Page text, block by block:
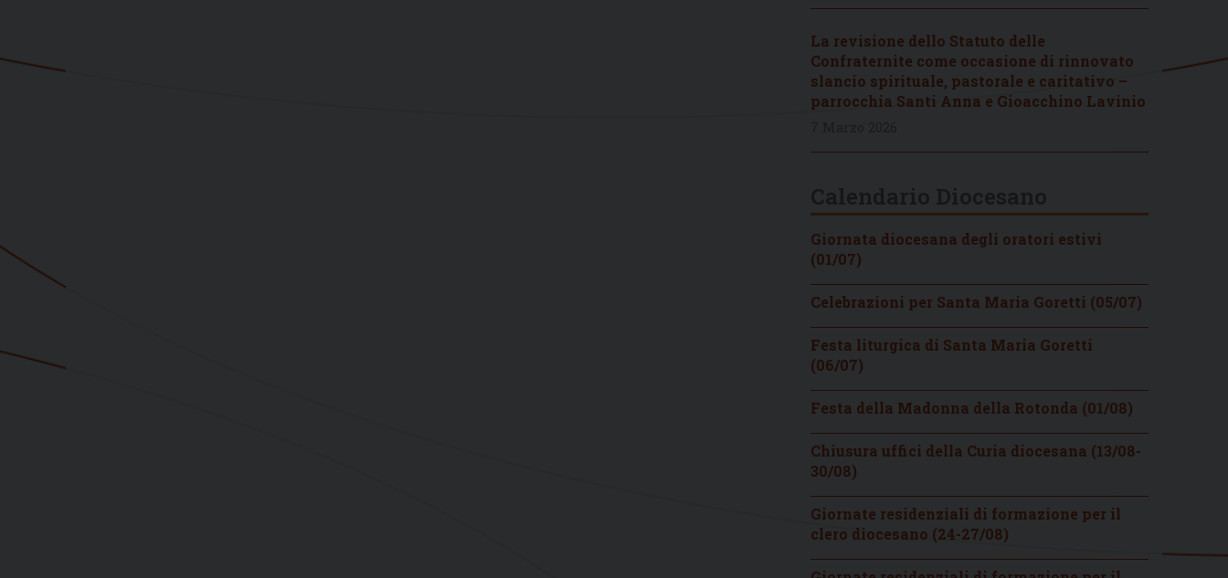
La revisione dello Statuto delle
Confraternite come occasione di rinnovato
slancio spirituale, pastorale e caritativo –
parrocchia Santi Anna e Gioacchino Lavinio
Giornata diocesana degli oratori estivi
(01/07)
Celebrazioni per Santa Maria Goretti (05/07)
Festa liturgica di Santa Maria Goretti
(06/07)
Festa della Madonna della Rotonda (01/08)
Chiusura uffici della Curia diocesana (13/08-
30/08)
Giornate residenziali di formazione per il
clero diocesano (24-27/08)